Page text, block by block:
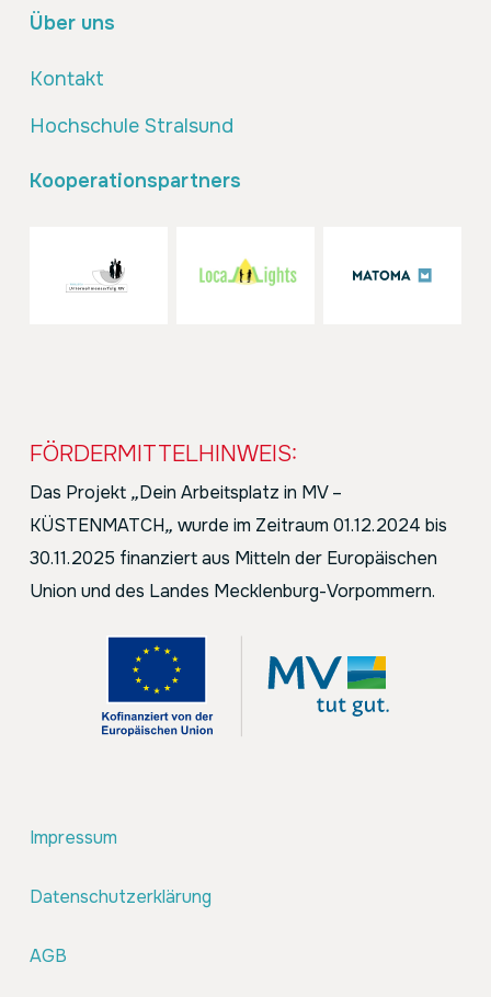
Über uns
Kontakt
Hochschule Stralsund
Kooperationspartners
FÖRDERMITTELHINWEIS:
Das Projekt „Dein Arbeitsplatz in MV –
KÜSTENMATCH„ wurde im Zeitraum 01.12.2024 bis
30.11.2025 finanziert aus Mitteln der Europäischen
Union und des Landes Mecklenburg-Vorpommern.
Impressum
Datenschutzerklärung
AGB